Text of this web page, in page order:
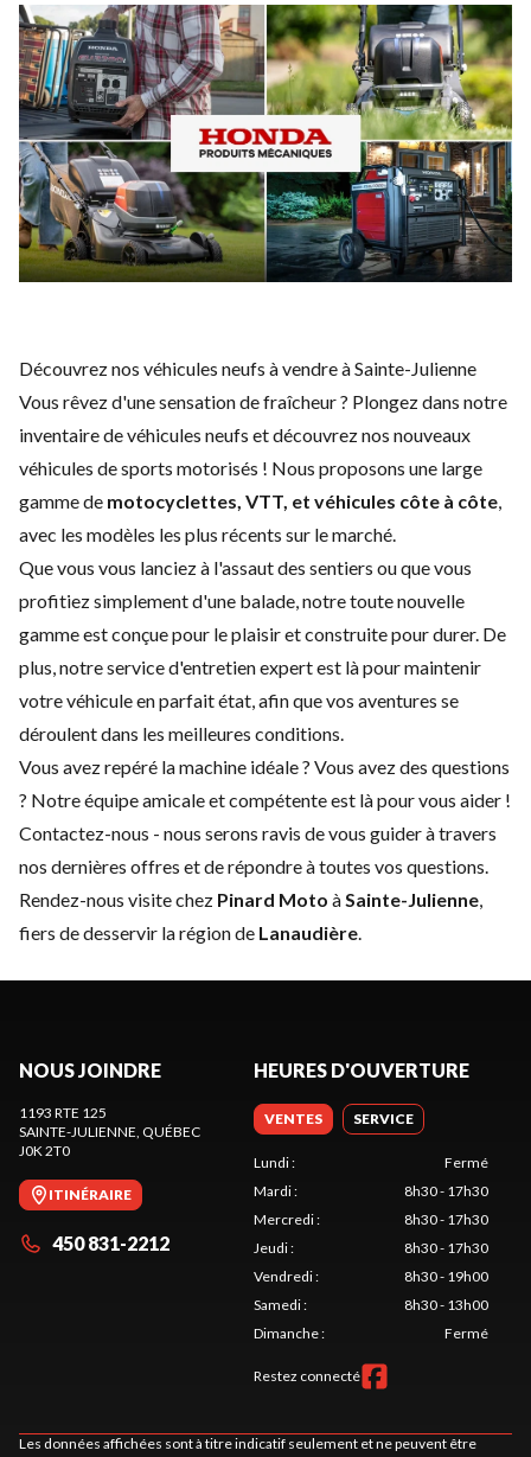
Découvrez nos véhicules neufs à vendre à Sainte-Julienne
Vous rêvez d'une sensation de fraîcheur ? Plongez dans notre
inventaire de véhicules neufs et découvrez nos nouveaux
véhicules de sports motorisés ! Nous proposons une large
gamme de motocyclettes, VTT, et véhicules côte à côte
avec les modèles les plus récents sur le marché.
Que vous vous lanciez à l'assaut des sentiers ou que vous
profitiez simplement d'une balade, notre toute nouvelle
gamme est conçue pour le plaisir et construite pour durer. De
plus, notre service d'entretien expertest là pour maintenir
votre véhicule en parfait état, afin que vos aventures se
déroulent dans les meilleures conditions.
Vous avez repéré la machine idéale ? Vous avez des questions
? Notre équipe amicale et compétente est là pour vous aider !
Contactez-nous - nous serons ravis de vous guider à travers
nos dernières offres et de répondre à toutes vos questions.
Rendez-nous visite chez Pinard Moto à Sainte-Julienne
fiers de desservir la région de Lanaudière
NOUS JOINDRE
1193 RTE 125
SAINTE-JULIENNE , QUÉBEC
J0K 2T0
ITINÉRAIRE
450 831-2212
HEURES D'OUVERTURE
VENTES SERVICE
Lundi:
Fermé
Mardi:
8h30 - 17h30
Mercredi:
8h30 - 17h30
Jeudi:
8h30 - 17h30
Vendredi:
8h30 - 19h00
Samedi:
8h30 - 13h00
Dimanche: Fermé
Restez connecté
Les données affichées sont à titre indicatif seulement et ne peuvent être